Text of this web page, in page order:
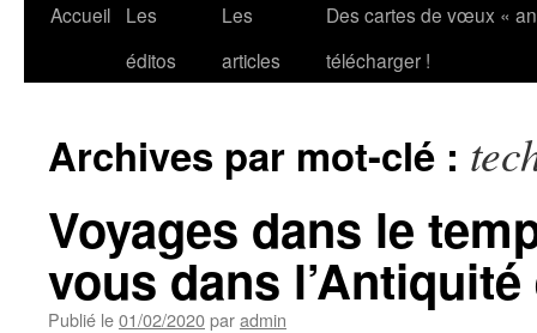
Accueil
Les
éditos
Les
articles
Des cartes de vœux «
télécharger !
Archives par mot-clé :
Voyages dans le
vous dans l’Antiquité
Publié le01/02/2020paradmin